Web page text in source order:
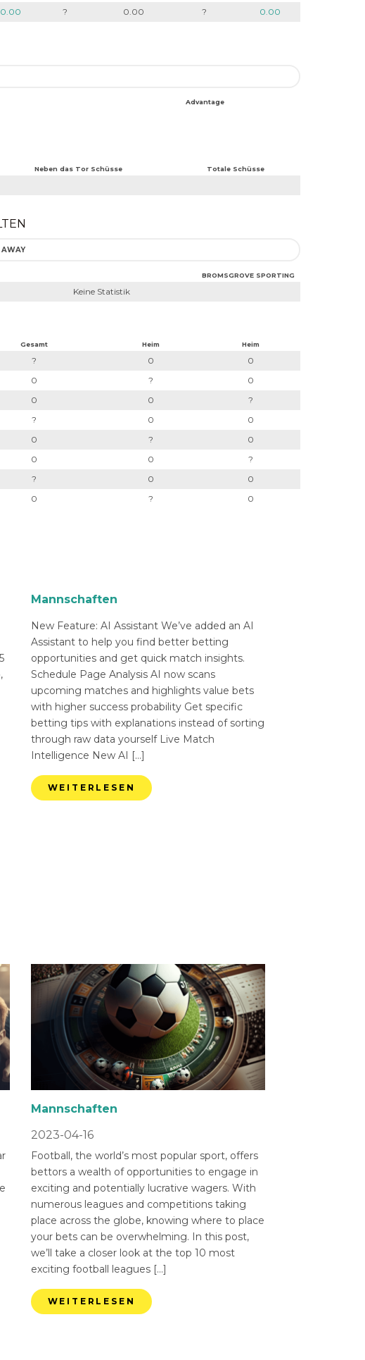
0.00 ? 0.00 ? 0.00
Advantage
Neben das Tor Schüsse Totale Schüsse
AWAY
BROMSGROVE SPORTING
Keine Statistik
Gesamt Heim Heim
? 0
0
0 ?
0
0 0
?
? 0
0
0 ?
0
0 0
?
? 0
0
0 ? 0
Mannschaften
New Feature: AI Assistant We’ve added an AI
Assistant to help you find better betting
opportunities and get quick match insights.
Schedule Page Analysis AI now scans
upcoming matches and highlights value bets
with higher success probability Get specific
betting tips with explanations instead of sorting
through raw data yourself Live Match
Intelligence New AI […]
WEITERLESEN
Mannschaften
2023-04-16
Football, the world’s most popular sport, offers
bettors a wealth of opportunities to engage in
exciting and potentially lucrative wagers. With
numerous leagues and competitions taking
place across the globe, knowing where to place
your bets can be overwhelming. In this post,
we’ll take a closer look at the top 10 most
exciting football leagues […]
WEITERLESEN